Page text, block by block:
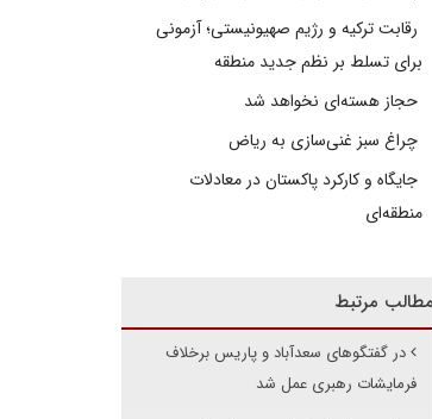
رقابت ترکیه و رژیم صهیونیستی؛ آزمونی
برای تسلط بر نظم جدید منطقه
حجاز هسته‌ای نخواهد شد
چراغ سبز غنی‌سازی به ریاض
جایگاه و کارکرد پاکستان در معادلات
منطقه‌ای
مطالب مرتبط
در گفتگوهای سعدآباد و پاریس برخلاف
فرمایشات رهبری عمل شد